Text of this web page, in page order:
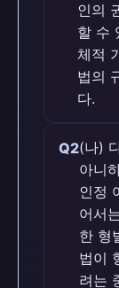
인의
할 수
체적
법의
다.
맞습니
판례 근
[1] [다
하여
의 근
체적
Q2(나)
아니
인정
어서
한 형
법이
려는